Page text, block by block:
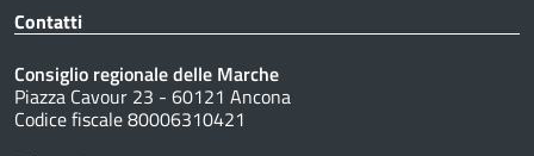
Contatti
Consiglio regionale delle Marche
Piazza Cavour 23 - 60121 Ancona
Codice fiscale 80006310421